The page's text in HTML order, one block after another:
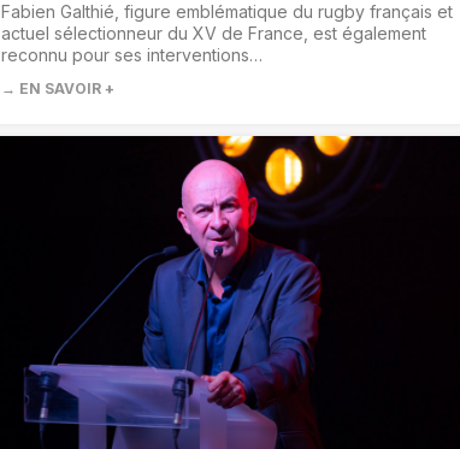
Fabien Galthié, figure emblématique du rugby français et
actuel sélectionneur du XV de France, est également
reconnu pour ses interventions…
→ EN SAVOIR +